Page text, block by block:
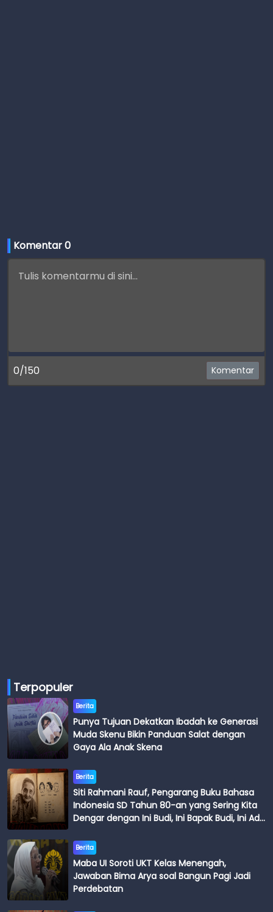
Komentar 0
0/150 Komentar
Terpopuler
Berita
Punya Tujuan Dekatkan Ibadah ke Generasi
Muda Skenu Bikin Panduan Salat dengan
Gaya Ala Anak Skena
Berita
Siti Rahmani Rauf, Pengarang Buku Bahasa
Indonesia SD Tahun 80-an yang Sering Kita
Dengar dengan Ini Budi, Ini Bapak Budi, Ini Adik
Berita
Maba UI Soroti UKT Kelas Menengah,
Jawaban Bima Arya soal Bangun Pagi Jadi
Perdebatan